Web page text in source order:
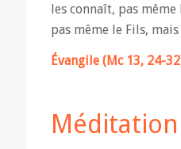
les connaît, pas même
pas même le Fils,
Évangile (Mc 13, 24-
Méditation